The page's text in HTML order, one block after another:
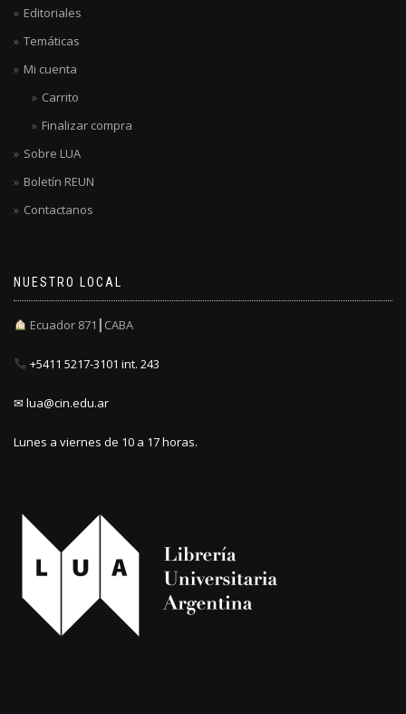
Editoriales
Temáticas
Mi cuenta
Carrito
Finalizar compra
Sobre LUA
Boletín REUN
Contactanos
NUESTRO LOCAL
Ecuador 871┃CABA
+5411 5217-3101 int. 243
✉ lua@cin.edu.ar
Lunes a viernes de 10 a 17 horas.